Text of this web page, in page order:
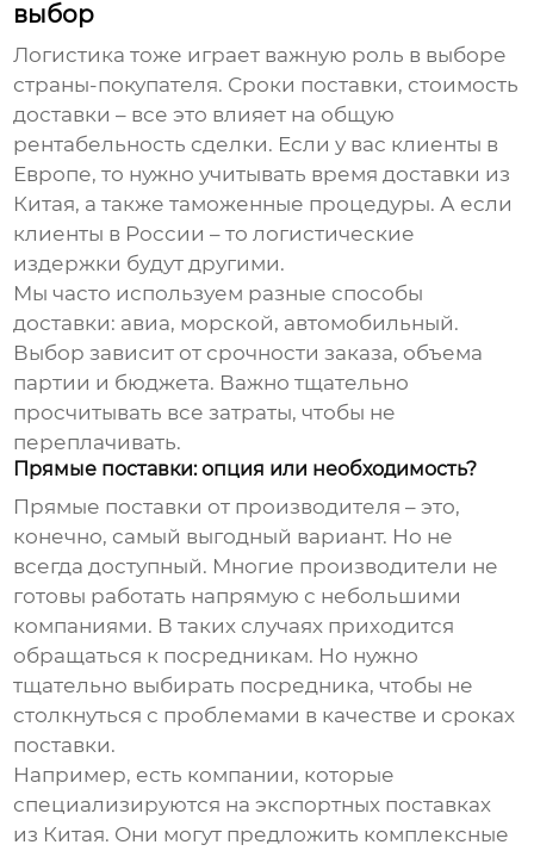
выбор
Логистика тоже играет важную роль в выборе
страны-покупателя. Сроки поставки, стоимость
доставки – все это влияет на общую
рентабельность сделки. Если у вас клиенты в
Европе, то нужно учитывать время доставки из
Китая, а также таможенные процедуры. А если
клиенты в России – то логистические
издержки будут другими.
Мы часто используем разные способы
доставки: авиа, морской, автомобильный.
Выбор зависит от срочности заказа, объема
партии и бюджета. Важно тщательно
просчитывать все затраты, чтобы не
переплачивать.
Прямые поставки: опция или необходимость?
Прямые поставки от производителя – это,
конечно, самый выгодный вариант. Но не
всегда доступный. Многие производители не
готовы работать напрямую с небольшими
компаниями. В таких случаях приходится
обращаться к посредникам. Но нужно
тщательно выбирать посредника, чтобы не
столкнуться с проблемами в качестве и сроках
поставки.
Например, есть компании, которые
специализируются на экспортных поставках
из Китая. Они могут предложить комплексные